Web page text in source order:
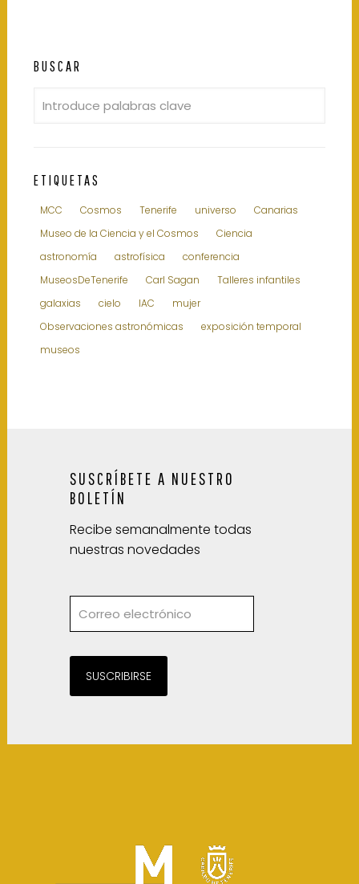
BUSCAR
ETIQUETAS
MCC Cosmos Tenerife universo
Canarias
Museo de la Ciencia y el Cosmos
Ciencia
astronomía
astrofísica
conferencia
MuseosDeTenerife
Carl Sagan
Talleres infantiles
galaxias
cielo IAC
mujer
Observaciones astronómicas
exposición temporal
museos
SUSCRÍBETE A NUESTRO
BOLETÍN
Recibe semanalmente todas
nuestras novedades
SUSCRIBIRSE